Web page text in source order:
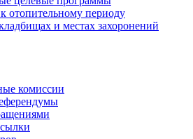
отопительному периоду
и местах захоронений
комиссии